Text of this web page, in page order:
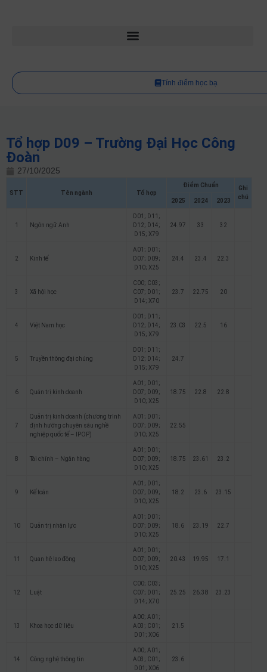
Tính điểm học bạ
Tổ hợp D09 – Trường Đại Học Công
Đoàn
27/10/2025
STT Tên ngành Tổ hợp
Điểm Chuẩn
Ghi
chú
2025 2024 2023
1 Ngôn ngữ Anh
D01; D11;
D12; D14;
D15; X79
24.97 33 32
2 Kinh tế
A01; D01;
D07; D09;
D10; X25
24.4 23.4 22.3
3 Xã hội học
C00; C03;
C07; D01;
D14; X70
23.7 22.75 20
4 Việt Nam học
D01; D11;
D12; D14;
D15; X79
23.03 22.5 16
5 Truyền thông đại chúng
D01; D11;
D12; D14;
D15; X79
24.7
6 Quản trị kinh doanh
A01; D01;
D07; D09;
D10; X25
18.75 22.8 22.8
7
Quản trị kinh doanh (chương trình
định hướng chuyên sâu nghề
nghiệp quốc tế – IPOP)
A01; D01;
D07; D09;
D10; X25
22.55
8 Tài chính – Ngân hàng
A01; D01;
D07; D09;
D10; X25
18.75 23.61 23.2
9 Kế toán
A01; D01;
D07; D09;
D10; X25
18.2 23.6 23.15
10 Quản trị nhân lực
A01; D01;
D07; D09;
D10; X25
18.6 23.19 22.7
11 Quan hệ lao động
A01; D01;
D07; D09;
D10; X25
20.43 19.95 17.1
12 Luật
C00; C03;
C07; D01;
D14; X70
25.25 26.38 23.23
13 Khoa học dữ liệu
A00; A01;
A03; C01;
D01; X06
21.5
14 Công nghệ thông tin
A00; A01;
A03; C01;
D01; X06
23.6